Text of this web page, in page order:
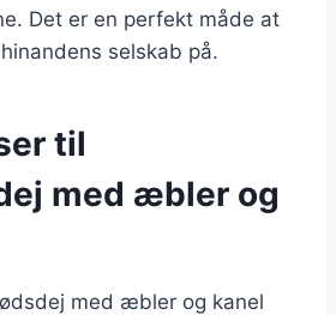
Det er en perfekt måde at
selskab på.
til
med æbler og
med æbler og kanel